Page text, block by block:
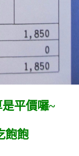
平價囉~
飽飽